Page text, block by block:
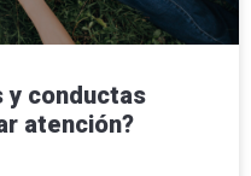
y conductas
atención?